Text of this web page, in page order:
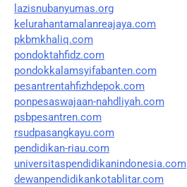
lazisnubanyumas.org
kelurahantamalanreajaya.com
pkbmkhaliq.com
pondoktahfidz.com
pondokkalamsyifabanten.com
pesantrentahfizhdepok.com
ponpesaswajaan-nahdliyah.com
psbpesantren.com
rsudpasangkayu.com
pendidikan-riau.com
universitaspendidikanindonesia.com
dewanpendidikankotablitar.com